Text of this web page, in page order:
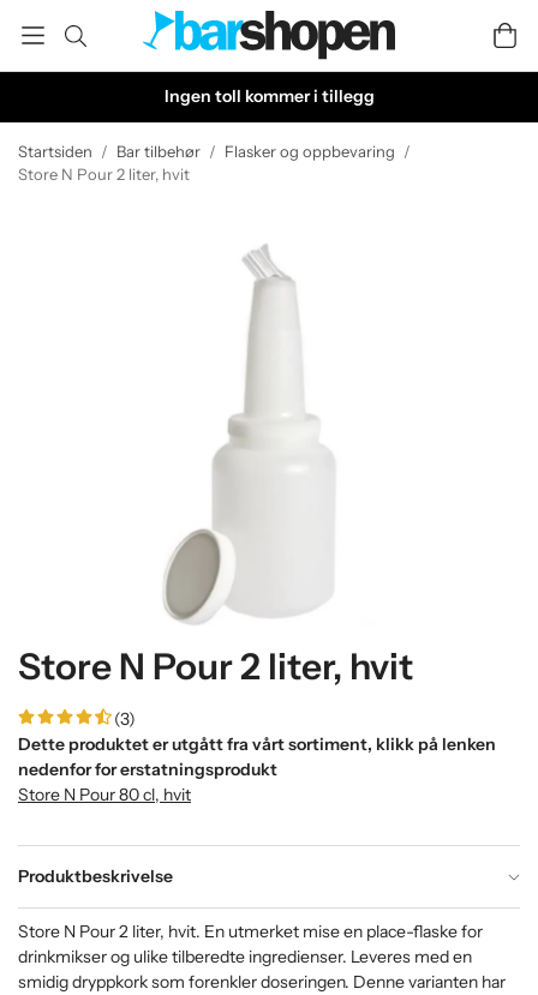
Ingen toll kommer i tillegg
Startsiden / Bar tilbehør / Flasker og oppbevaring /
Store N Pour 2 liter, hvit
Store N Pour 2 liter, hvit
(3)
Dette produktet er utgått fra vårt sortiment, klikk på lenken
nedenfor for erstatningsprodukt
Store N Pour 80 cl, hvit
Produktbeskrivelse
Store N Pour 2 liter, hvit. En utmerket mise en place-flaske for
drinkmikser og ulike tilberedte ingredienser. Leveres med en
smidig dryppkork som forenkler doseringen. Denne varianten har